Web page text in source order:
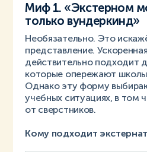
Миф 1. «Экстерном
только вундеркинд»
Необязательно. Это
представление.
действительно подходит
которые опережают
Однако эту форму
учебных ситуациях, в том
от сверстников.
Кому подходит экстернат